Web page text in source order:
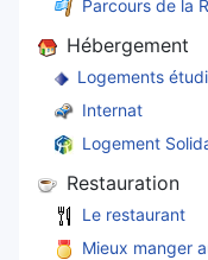
Parcours de la
Hébergement
Logements
Internat
Logement
Restauration
Le restaurant
Mieux manger